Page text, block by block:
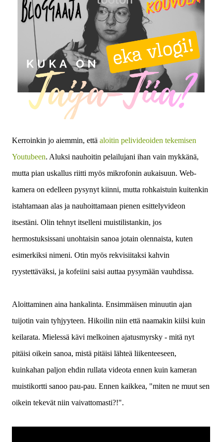
Kerroinkin jo aiemmin, että aloitin pelivideoiden tekemisen
Youtubeen. Aluksi nauhoitin pelailujani ihan vain mykkänä,
mutta pian uskallus riitti myös mikrofonin aukaisuun. Web-
kamera on edelleen pysynyt kiinni, mutta rohkaistuin kuitenkin
istahtamaan alas ja nauhoittamaan pienen esittelyvideon
itsestäni. Olin tehnyt itselleni muistilistankin, jos
hermostuksissani unohtaisin sanoa jotain olennaista, kuten
esimerkiksi nimeni. Otin myös rekvisiitaksi kahvin
ryystettäväksi, ja kofeiini saisi auttaa pysymään vauhdissa.
Aloittaminen aina hankalinta. Ensimmäisen minuutin ajan
tuijotin vain tyhjyyteen. Hikoilin niin että naamakin kiilsi kuin
keilarata. Mielessä kävi melkoinen ajatusmyrsky - mitä nyt
pitäisi oikein sanoa, mistä pitäisi lähteä liikenteeseen,
kuinkahan paljon ehdin rullata videota ennen kuin kameran
muistikortti sanoo pau-pau. Ennen kaikkea, "miten ne muut sen
oikein tekevät niin vaivattomasti?!".